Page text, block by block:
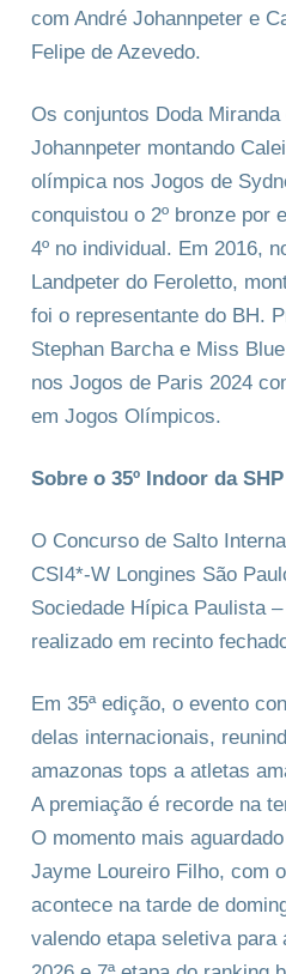
com André Johannpeter e
Felipe de Azevedo.
Os conjuntos Doda
Johannpeter montando
olímpica nos Jogos de
conquistou o 2º bronze por
4º no individual. Em 2016,
Landpeter do Feroletto,
foi o representante do BH.
Stephan Barcha e Miss
nos Jogos de Paris 2024
em Jogos Olímpicos.
Sobre o 35º Indoor da SHP
O Concurso de Salto
CSI4*-W Longines São
Sociedade Hípica Paulista
realizado em recinto
Em 35ª edição, o evento
delas internacionais,
amazonas tops a atletas
A premiação é recorde na
O momento mais
Jayme Loureiro Filho, com
acontece na tarde de
valendo etapa seletiva para